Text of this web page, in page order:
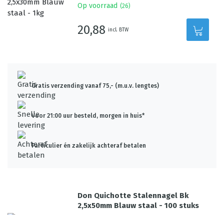
Op voorraad (26)
20,88 incl. BTW
Gratis verzending vanaf 75,- (m.u.v. lengtes)
Voor 21:00 uur besteld, morgen in huis*
Particulier én zakelijk achteraf betalen
Don Quichotte Stalennagel Bk
2,5x50mm Blauw staal - 100 stuks